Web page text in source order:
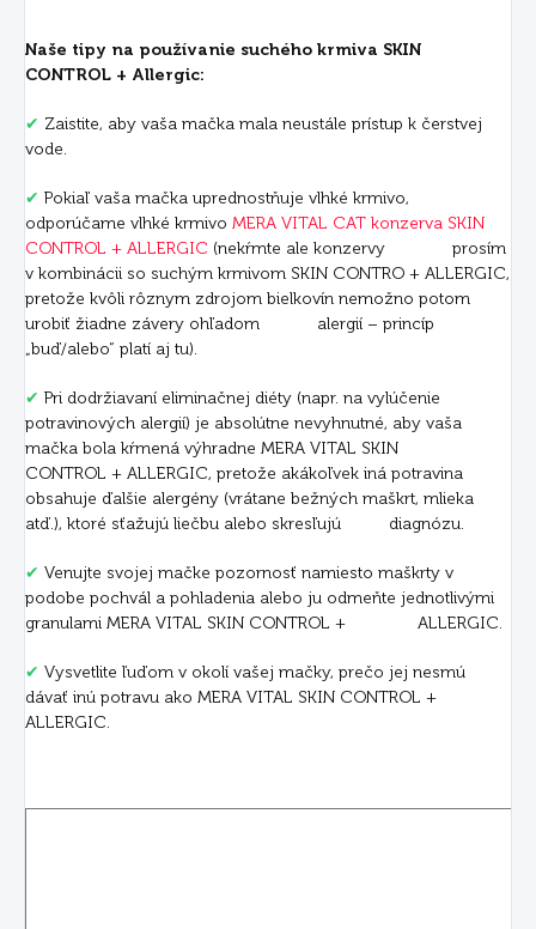
Naše tipy na používanie suchého krmiva SKIN
CONTROL + Allergic:
✔ Zaistite, aby vaša mačka mala neustále prístup k čerstvej
vode.
✔ Pokiaľ vaša mačka uprednostňuje vlhké krmivo,
odporúčame vlhké krmivo MERA VITAL CAT konzerva SKIN
CONTROL + ALLERGIC (nekŕmte ale konzervy prosím
v kombinácii so suchým krmivom SKIN CONTRO + ALLERGIC,
pretože kvôli rôznym zdrojom bielkovín nemožno potom
urobiť žiadne závery ohľadom alergií – princíp
„buď/alebo“ platí aj tu).
✔ Pri dodržiavaní eliminačnej diéty (napr. na vylúčenie
potravinových alergií) je absolútne nevyhnutné, aby vaša
mačka bola kŕmená výhradne MERA VITAL SKIN
CONTROL + ALLERGIC, pretože akákoľvek iná potravina
obsahuje ďalšie alergény (vrátane bežných maškrt, mlieka
atď.), ktoré sťažujú liečbu alebo skresľujú diagnózu.
✔ Venujte svojej mačke pozornosť namiesto maškrty v
podobe pochvál a pohladenia alebo ju odmeňte jednotlivými
granulami MERA VITAL SKIN CONTROL + ALLERGIC.
✔ Vysvetlite ľuďom v okolí vašej mačky, prečo jej nesmú
dávať inú potravu ako MERA VITAL SKIN CONTROL +
ALLERGIC.